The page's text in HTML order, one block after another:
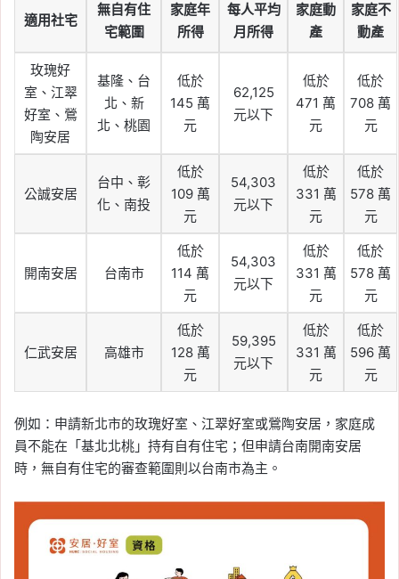
適用社宅
無自有住
宅範圍
家庭年
所得
每人平均
月所得
家庭動
產
家庭不
動產
玫瑰好
室、江翠
好室、鶯
陶安居
基隆、台
北、新
北、桃園
低於
145 萬
元
62,125
元以下
低於
471 萬
元
低於
708 萬
元
公誠安居
台中、彰
化、南投
低於
109 萬
元
54,303
元以下
低於
331 萬
元
低於
578 萬
元
開南安居 台南市
低於
114 萬
元
54,303
元以下
低於
331 萬
元
低於
578 萬
元
仁武安居 高雄市
低於
128 萬
元
59,395
元以下
低於
331 萬
元
低於
596 萬
元
例如：申請新北市的玫瑰好室、江翠好室或鶯陶安居，家庭成
員不能在「基北北桃」持有自有住宅；但申請台南開南安居
時，無自有住宅的審查範圍則以台南市為主。